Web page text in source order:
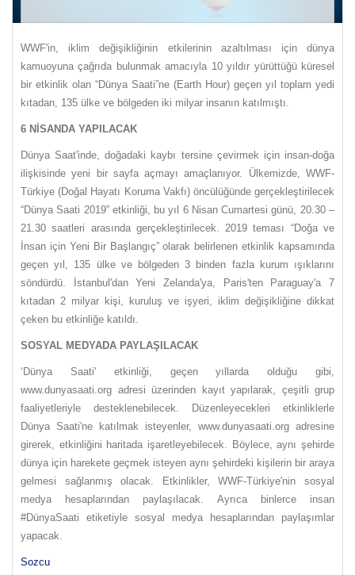
WWF'in, iklim değişikliğinin etkilerinin azaltılması için dünya
kamuoyuna çağrıda bulunmak amacıyla 10 yıldır yürüttüğü küresel
bir etkinlik olan “Dünya Saati”ne (Earth Hour) geçen yıl toplam yedi
kıtadan, 135 ülke ve bölgeden iki milyar insanın katılmıştı.
6 NİSANDA YAPILACAK
Dünya Saat'inde, doğadaki kaybı tersine çevirmek için insan-doğa
ilişkisinde yeni bir sayfa açmayı amaçlanıyor. Ülkemizde, WWF-
Türkiye (Doğal Hayatı Koruma Vakfı) öncülüğünde gerçekleştirilecek
“Dünya Saati 2019” etkinliği, bu yıl 6 Nisan Cumartesi günü, 20.30 –
21.30 saatleri arasında gerçekleştirilecek. 2019 teması “Doğa ve
İnsan için Yeni Bir Başlangıç” olarak belirlenen etkinlik kapsamında
geçen yıl, 135 ülke ve bölgeden 3 binden fazla kurum ışıklarını
söndürdü. İstanbul'dan Yeni Zelanda'ya, Paris'ten Paraguay'a 7
kıtadan 2 milyar kişi, kuruluş ve işyeri, iklim değişikliğine dikkat
çeken bu etkinliğe katıldı.
SOSYAL MEDYADA PAYLAŞILACAK
‘Dünya Saati' etkinliği, geçen yıllarda olduğu gibi,
www.dunyasaati.org adresi üzerinden kayıt yapılarak, çeşitli grup
faaliyetleriyle desteklenebilecek. Düzenleyecekleri etkinliklerle
Dünya Saati'ne katılmak isteyenler, www.dunyasaati.org adresine
girerek, etkinliğini haritada işaretleyebilecek. Böylece, aynı şehirde
dünya için harekete geçmek isteyen aynı şehirdeki kişilerin bir araya
gelmesi sağlanmış olacak. Etkinlikler, WWF-Türkiye'nin sosyal
medya hesaplarından paylaşılacak. Ayrıca binlerce insan
#DünyaSaati etiketiyle sosyal medya hesaplarından paylaşımlar
yapacak.
Sozcu